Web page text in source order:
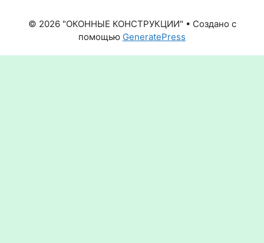
© 2026 "ОКОННЫЕ КОНСТРУКЦИИ" • Создано с
помощью GeneratePress